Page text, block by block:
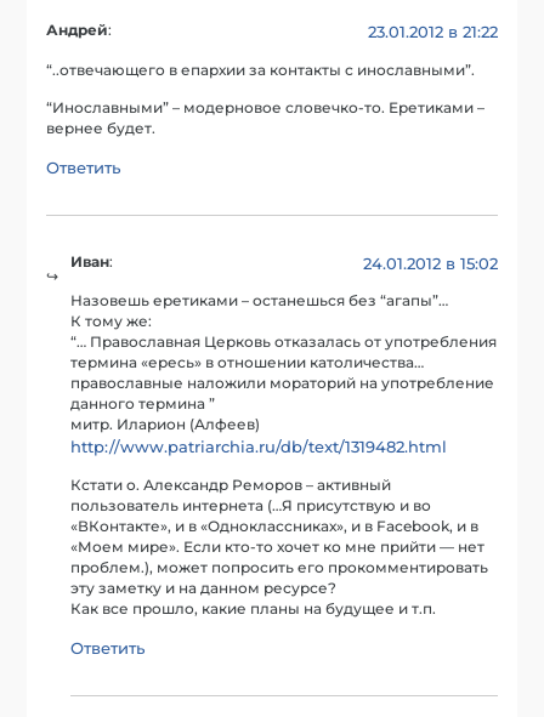
Андрей: 23.01.2012 в 21:22
“..отвечающего в епархии за контакты с инославными”.
“Инославными” – модерновое словечко-то. Еретиками –
вернее будет.
Ответить
Иван: 24.01.2012 в 15:02
Назовешь еретиками – останешься без “агапы”…
К тому же:
“… Православная Церковь отказалась от употребления
термина «ересь» в отношении католичества…
православные наложили мораторий на употребление
данного термина ”
митр. Иларион (Алфеев)
http://www.patriarchia.ru/db/text/1319482.html
Кстати о. Александр Реморов – активный
пользователь интернета (…Я присутствую и во
«ВКонтакте», и в «Одноклассниках», и в Facebook, и в
«Моем мире». Если кто-то хочет ко мне прийти — нет
проблем.), может попросить его прокомментировать
эту заметку и на данном ресурсе?
Как все прошло, какие планы на будущее и т.п.
Ответить